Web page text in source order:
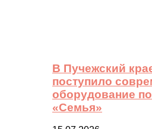
В Пучежский
поступило
оборудование
«Семья»